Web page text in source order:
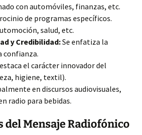
con automóviles, finanzas, etc.
de programas específicos.
salud, etc.
y Credibilidad:Se enfatiza la
confianza.
el carácter innovador del
higiene, textil).
en discursos audiovisuales,
radio para bebidas.
del Mensaje Radiofónico